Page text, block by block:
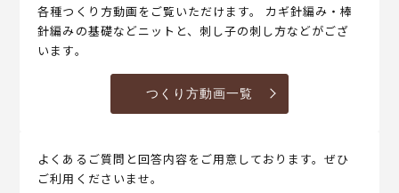
各種つくり方動画をご覧いただけます。 カギ針編み・棒
針編みの基礎などニットと、刺し子の刺し方などがござ
います。
つくり方動画一覧
よくあるご質問と回答内容をご用意しております。ぜひ
ご利用くださいませ。